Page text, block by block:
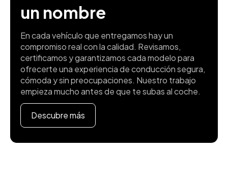
un nombre
En cada vehículo que entregamos hay un
compromiso real con la calidad. Revisamos,
certificamos y garantizamos cada modelo para
ofrecerte una experiencia de conducción segura,
cómoda y sin preocupaciones. Nuestro trabajo
empieza mucho antes de que te subas al coche.
Descubre más